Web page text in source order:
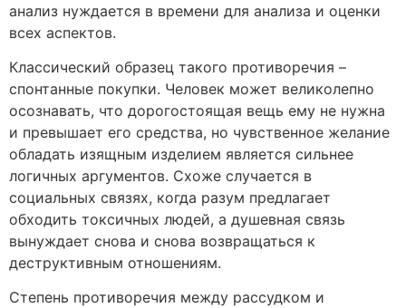
анализ нуждается в времени для анализа и оценки
всех аспектов.
Классический образец такого противоречия –
спонтанные покупки. Человек может великолепно
осознавать, что дорогостоящая вещь ему не нужна
и превышает его средства, но чувственное желание
обладать изящным изделием является сильнее
логичных аргументов. Схоже случается в
социальных связях, когда разум предлагает
обходить токсичных людей, а душевная связь
вынуждает снова и снова возвращаться к
деструктивным отношениям.
Степень противоречия между рассудком и